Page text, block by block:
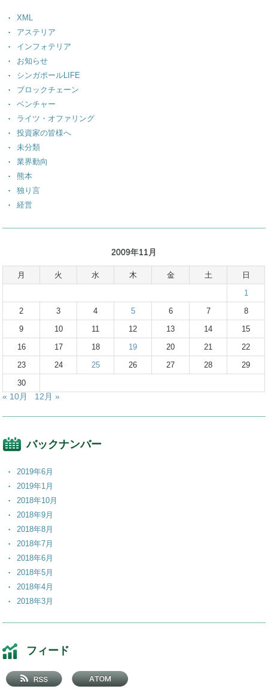
XML
アステリア
インフォテリア
お知らせ
シンガポールLIFE
ブロックチェーン
ベンチャー
ライツ・オファリング
投資家の皆様へ
未分類
業界動向
熊本
独り言
経営
2009年11月
月 火 水 木 金 土
日
1
2
3 4 5 6 7
8
9
10 11 12 13 14
15
16
17 18 19 20 21
22
23
24 25 26 27 28
29
30
« 10月 12月 »
バックナンバー
2019年6月
2019年1月
2018年10月
2018年9月
2018年8月
2018年7月
2018年6月
2018年5月
2018年4月
2018年3月
2017年12月
2017年11月
2017年10月
フィード